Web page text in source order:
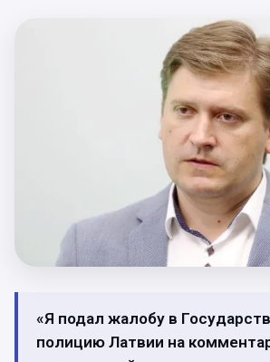
«Я подал жалобу в
полицию Латвии на